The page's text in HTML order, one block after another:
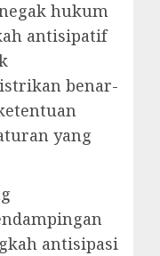
hukum
antisipatif
benar-
yang
antisipasi